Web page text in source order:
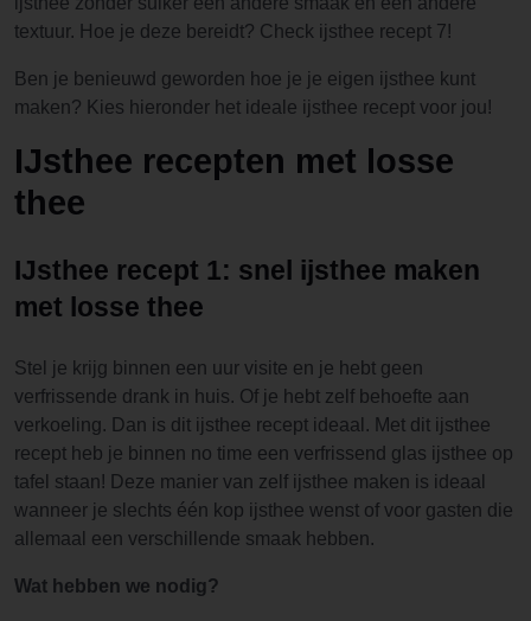
textuur. Hoe je deze bereidt? Check ijsthee recept 7!
Ben je benieuwd geworden hoe je je eigen ijsthee kunt
maken? Kies hieronder het ideale ijsthee recept voor jou!
IJsthee recepten met losse
thee
IJsthee recept 1: snel ijsthee maken
met losse thee
Stel je krijg binnen een uur visite en je hebt geen
verfrissende drank in huis. Of je hebt zelf behoefte aan
verkoeling. Dan is dit ijsthee recept ideaal. Met dit ijsthee
recept heb je binnen no time een verfrissend glas ijsthee op
tafel staan! Deze manier van zelf ijsthee maken is ideaal
wanneer je slechts één kop ijsthee wenst of voor gasten die
allemaal een verschillende smaak hebben.
Wat hebben we nodig?